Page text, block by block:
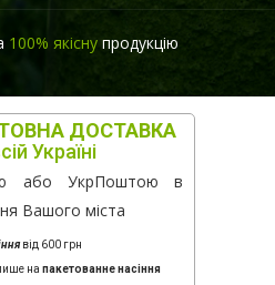
100% якісну продукцію
ДОСТАВКА
Україні
або УкрПоштою в
Вашого міста
від 600 грн
на пакетованне насіння